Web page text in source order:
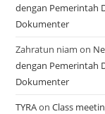
dengan Pemerintah
Dokumenter
Zahratun niam on
dengan Pemerintah
Dokumenter
TYRAonClass